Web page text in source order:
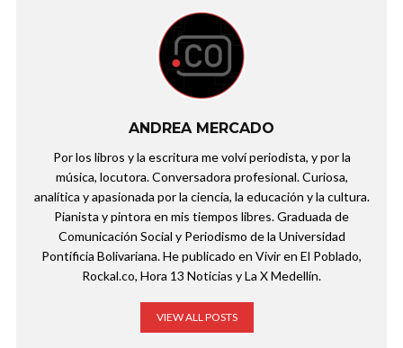
ANDREA MERCADO
Por los libros y la escritura me volví periodista, y por la
música, locutora. Conversadora profesional. Curiosa,
analítica y apasionada por la ciencia, la educación y la cultura.
Pianista y pintora en mis tiempos libres. Graduada de
Comunicación Social y Periodismo de la Universidad
Pontificia Bolivariana. He publicado en Vivir en El Poblado,
Rockal.co, Hora 13 Noticias y La X Medellín.
VIEW ALL POSTS